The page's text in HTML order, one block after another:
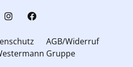
AGB/Widerruf
Gruppe